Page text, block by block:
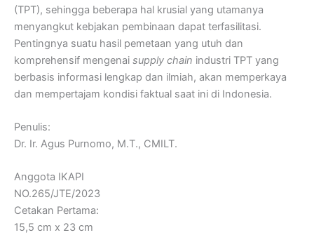
(TPT), sehingga beberapa hal krusial yang utamanya
menyangkut kebjakan pembinaan dapat terfasilitasi.
Pentingnya suatu hasil pemetaan yang utuh dan
komprehensif mengenai supply chain industri TPT yang
berbasis informasi lengkap dan ilmiah, akan memperkaya
dan mempertajam kondisi faktual saat ini di Indonesia.
Penulis:
Dr. Ir. Agus Purnomo, M.T., CMILT.
Anggota IKAPI
NO.265/JTE/2023
Cetakan Pertama:
15,5 cm x 23 cm